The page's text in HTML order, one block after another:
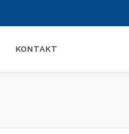
KONTAKT